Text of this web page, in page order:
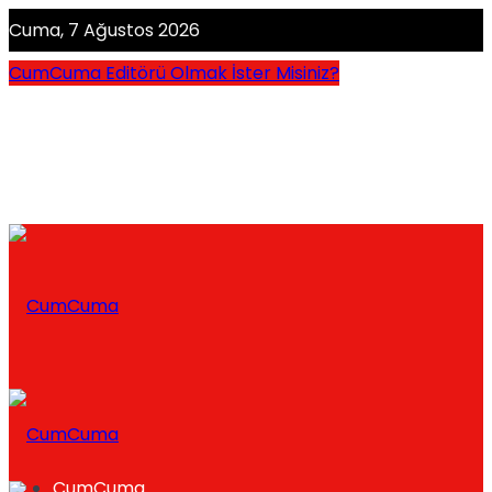
Cuma, 7 Ağustos 2026
CumCuma Editörü Olmak İster Misiniz?